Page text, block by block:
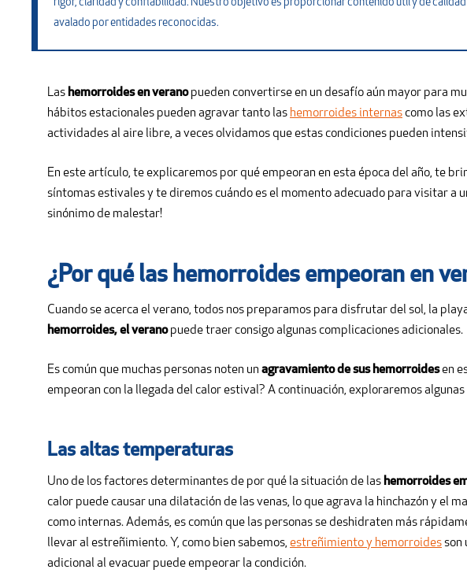
rigor, claridad y confiabilidad. Nuestro objetivo es proporcionar contenido útil y de
avalado por entidades reconocidas.
Las hemorroides en veranopueden convertirse en un desafío aún mayor para
hábitos estacionales pueden agravar tanto las hemorroides internas como las
actividades al aire libre, a veces olvidamos que estas condiciones pueden
En este artículo, te explicaremos por qué empeoran en esta época del año, te
síntomas estivales y te diremos cuándo es el momento adecuado para visitar a
sinónimo de malestar!
¿Por qué las hemorroides empeoran en
Cuando se acerca el verano, todos nos preparamos para disfrutar del sol, la
hemorroides, el veranopuede traer consigo algunas complicaciones adicionales.
Es común que muchas personas noten un agravamiento de sus hemorroidesen
empeoran con la llegada del calor estival? A continuación, exploraremos
Las altas temperaturas
Uno de los factores determinantes de por qué la situación de lashemorroides
calor puede causar una dilatación de las venas, lo que agrava la hinchazón y el
como internas. Además, es común que las personas se deshidraten más
llevar al estreñimiento. Y, como bien sabemos, estreñimiento y hemorroidesson
adicional al evacuar puede empeorar la condición.